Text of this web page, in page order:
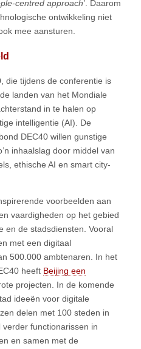
centred approach’. Daarom
ontwikkeling niet
mee aansturen.
die tijdens de conferentie is
landen van het Mondiale
in te halen op
intelligentie (AI). De
DEC40 willen gunstige
inhaalslag door middel van
ethische AI en smart city-
voorbeelden aan
vaardigheden op het gebied
en de stadsdiensten. Vooral
met een digitaal
500.000 ambtenaren. In het
heeft Beijing een
projecten. In de komende
ideeën voor digitale
delen met 100 steden in
functionarissen in
en samen met de